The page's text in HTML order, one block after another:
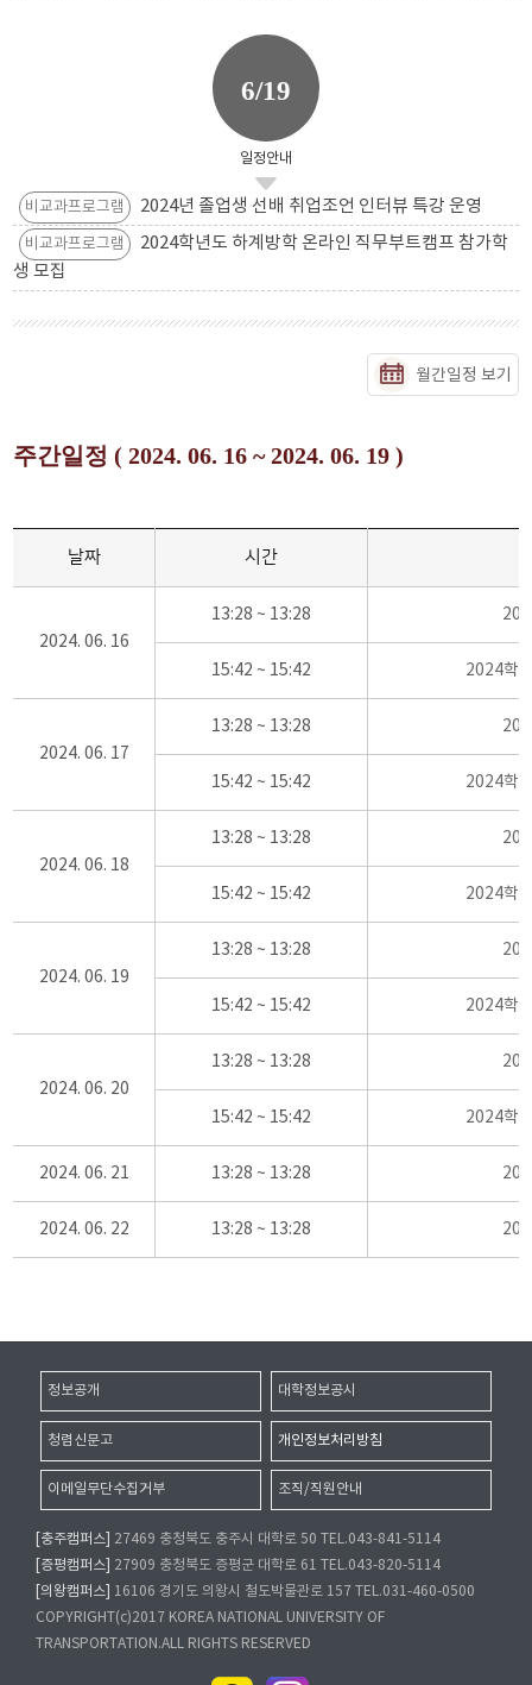
6/19
일정안내
비교과프로그램 2024년 졸업생 선배 취업조언 인터뷰 특강 운영
비교과프로그램
2024학년도 하계방학 온라인 직무부트캠프 참가학
생 모집
월간일정 보기
주간일정 ( 2024. 06. 16 ~ 2024. 06. 19 )
날짜 시간
2024. 06. 16
13:28 ~ 13:28
15:42 ~ 15:42 2024학
2024. 06. 17
13:28 ~ 13:28
15:42 ~ 15:42 2024학
2024. 06. 18
13:28 ~ 13:28
15:42 ~ 15:42 2024학
2024. 06. 19
13:28 ~ 13:28
15:42 ~ 15:42 2024학
2024. 06. 20
13:28 ~ 13:28
15:42 ~ 15:42 2024학
2024. 06. 21 13:28 ~ 13:28
2024. 06. 22 13:28 ~ 13:28
정보공개 대학정보공시
청렴신문고 개인정보처리방침
이메일무단수집거부 조직/직원안내
[충주캠퍼스]
27469 충청북도 충주시 대학로 50 TEL.043-841-5114
[증평캠퍼스]
27909 충청북도 증평군 대학로 61 TEL.043-820-5114
[의왕캠퍼스]
16106 경기도 의왕시 철도박물관로 157 TEL.031-460-0500
COPYRIGHT(c)2017 KOREA NATIONAL UNIVERSITY OF
TRANSPORTATION.ALL RIGHTS RESERVED